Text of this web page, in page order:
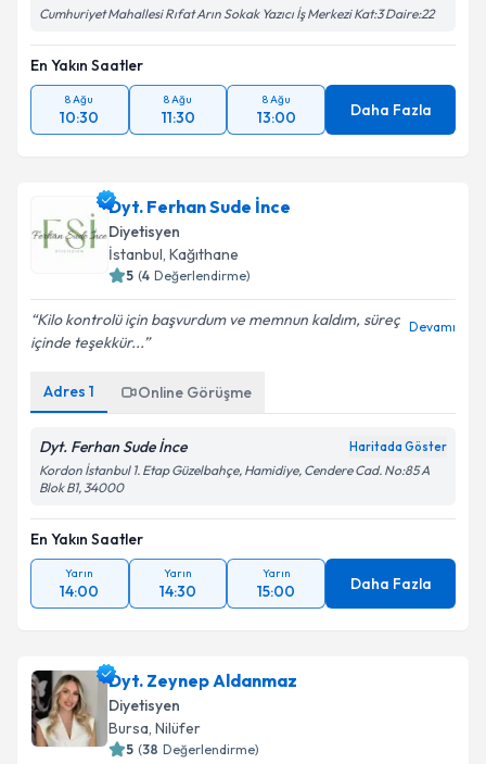
Cumhuriyet Mahallesi Rıfat Arın Sokak Yazıcı İş Merkezi Kat:3 Daire:22
En Yakın Saatler
8 Ağu
10:30
8 Ağu
11:30
8 Ağu
13:00 Daha Fazla
Dyt. Ferhan Sude İnce
Diyetisyen
İstanbul, Kağıthane
5 (4 Değerlendirme)
Kilo kontrolü için başvurdum ve memnun kaldım, süreç
içinde teşekkür...
Devamı
Adres 1 Online Görüşme
Dyt. Ferhan Sude İnce Haritada Göster
Kordon İstanbul 1. Etap Güzelbahçe, Hamidiye, Cendere Cad. No:85 A
Blok B1, 34000
En Yakın Saatler
Yarın
14:00
Yarın
14:30
Yarın
15:00 Daha Fazla
Dyt. Zeynep Aldanmaz
Diyetisyen
Bursa, Nilüfer
5 (38 Değerlendirme)